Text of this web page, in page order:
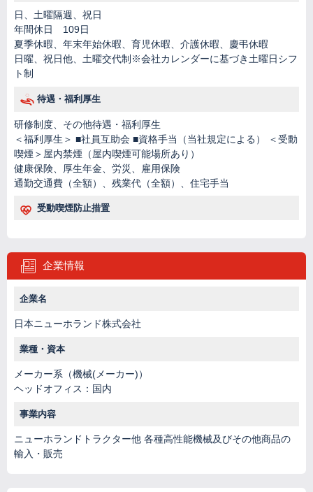
日、土曜隔週、祝日
年間休日 109日
夏季休暇、年末年始休暇、育児休暇、介護休暇、慶弔休暇
日曜、祝日他、土曜交代制※会社カレンダーに基づき土曜日シフ
ト制
待遇・福利厚生
研修制度、その他待遇・福利厚生
＜福利厚生＞ ■社員互助会 ■資格手当（当社規定による） ＜受動
喫煙＞屋内禁煙（屋内喫煙可能場所あり）
健康保険、厚生年金、労災、雇用保険
通勤交通費（全額）、残業代（全額）、住宅手当
受動喫煙防止措置
企業情報
企業名
日本ニューホランド株式会社
業種・資本
メーカー系（機械(メーカー)）
ヘッドオフィス：国内
事業内容
ニューホランドトラクター他 各種高性能機械及びその他商品の
輸入・販売